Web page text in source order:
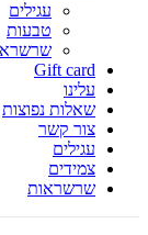
עגילים
טבעות
Gift card
עלינו
שאלות נפוצות
צור קשר
עגילים
צמידים
שרשראות